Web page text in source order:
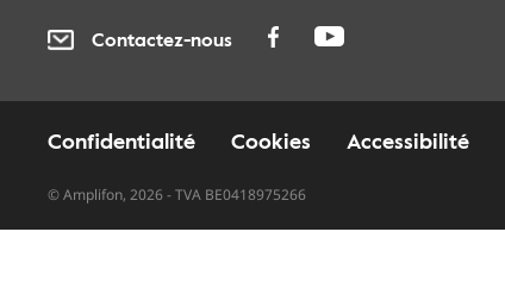
Contactez-nous
Confidentialité Cookies Accessibilité
© Amplifon, 2026 - TVA BE0418975266